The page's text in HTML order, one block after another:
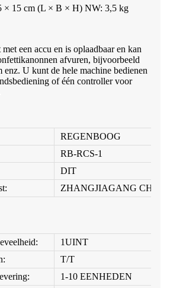
× 15 cm (L × B × H) NW: 3,5 kg
een accu en is oplaadbaar en kan
afvuren, bijvoorbeeld
enz. U kunt de hele machine bedienen
of één controller voor
REGENBOOG
RB-RCS-1
DIT
ZHANGJIAGANG
1UINT
T/T
1-10 EENHEDEN